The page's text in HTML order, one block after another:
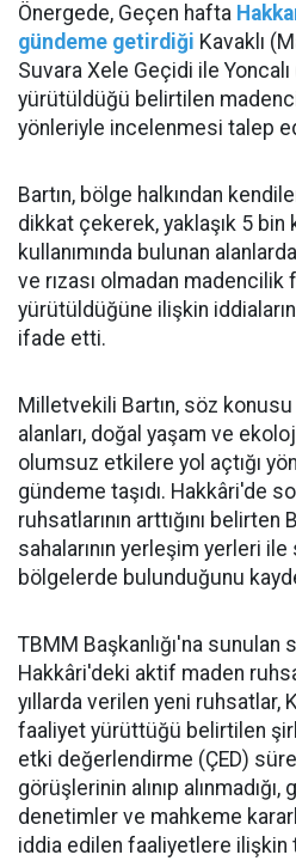
Önergede, Geçen hafta
gündeme getirdiği Kavaklı
Suvara Xele Geçidi ile
yürütüldüğü belirtilen
yönleriyle incelenmesi talep
Bartın, bölge halkından
dikkat çekerek, yaklaşık 5 bin
kullanımında bulunan
ve rızası olmadan madencilik
yürütüldüğüne ilişkin
ifade etti.
Milletvekili Bartın, söz konusu
alanları, doğal yaşam ve
olumsuz etkilere yol açtığı
gündeme taşıdı. Hakkâri'de
ruhsatlarının arttığını belirten
sahalarının yerleşim yerleri ile
bölgelerde bulunduğunu
TBMM Başkanlığı'na sunulan
Hakkâri'deki aktif maden
yıllarda verilen yeni ruhsatlar,
faaliyet yürüttüğü belirtilen
etki değerlendirme (ÇED)
görüşlerinin alınıp
denetimler ve mahkeme
iddia edilen faaliyetlere ilişkin